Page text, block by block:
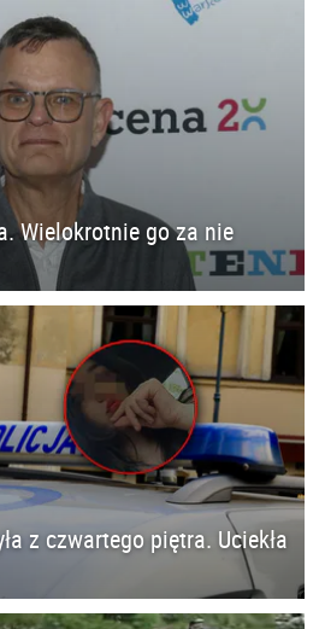
Wielokrotnie go za nie
z czwartego piętra. Uciekła